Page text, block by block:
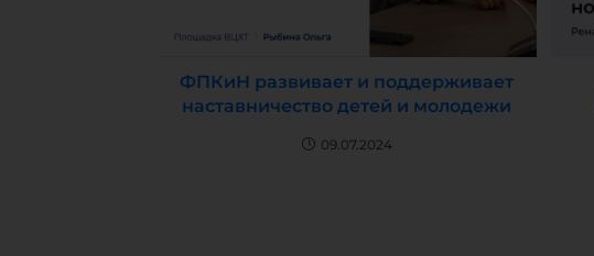
ФПКиН развивает и поддерживает
наставничество детей и молодежи
09.07.2024